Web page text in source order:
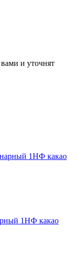
и уточнят
1НФ какао